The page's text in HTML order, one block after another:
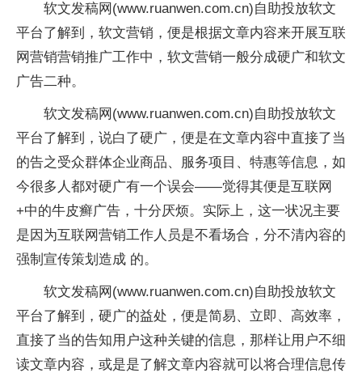
软文发稿网(www.ruanwen.com.cn)自助投放软文
平台了解到，软文营销，便是根据文章内容来开展互联
网营销营销推广工作中，软文营销一般分成硬广和软文
广告二种。
软文发稿网(www.ruanwen.com.cn)自助投放软文
平台了解到，说白了硬广，便是在文章内容中直接了当
的告之受众群体企业商品、服务项目、特惠等信息，如
今很多人都对硬广有一个误会——觉得其便是互联网
+中的牛皮癣广告，十分厌烦。实际上，这一状况主要
是因为互联网营销工作人员是不看场合，分不清內容的
强制宣传策划造成 的。
软文发稿网(www.ruanwen.com.cn)自助投放软文
平台了解到，硬广的益处，便是简易、立即、高效率，
直接了当的告知用户这种关键的信息，那样让用户不细
读文章内容，或是是了解文章内容就可以将合理信息传